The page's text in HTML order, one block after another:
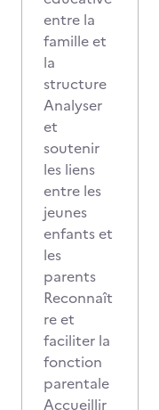
entre la
famille et
la
structure
Analyser
et
soutenir
les liens
entre les
jeunes
enfants et
les
parents
Reconnaît
re et
faciliter la
fonction
parentale
Accueillir